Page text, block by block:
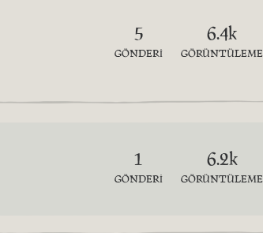
5
GÖNDERI
6.4k
GÖRÜNTÜLEME
1
GÖNDERI
6.2k
GÖRÜNTÜLEME